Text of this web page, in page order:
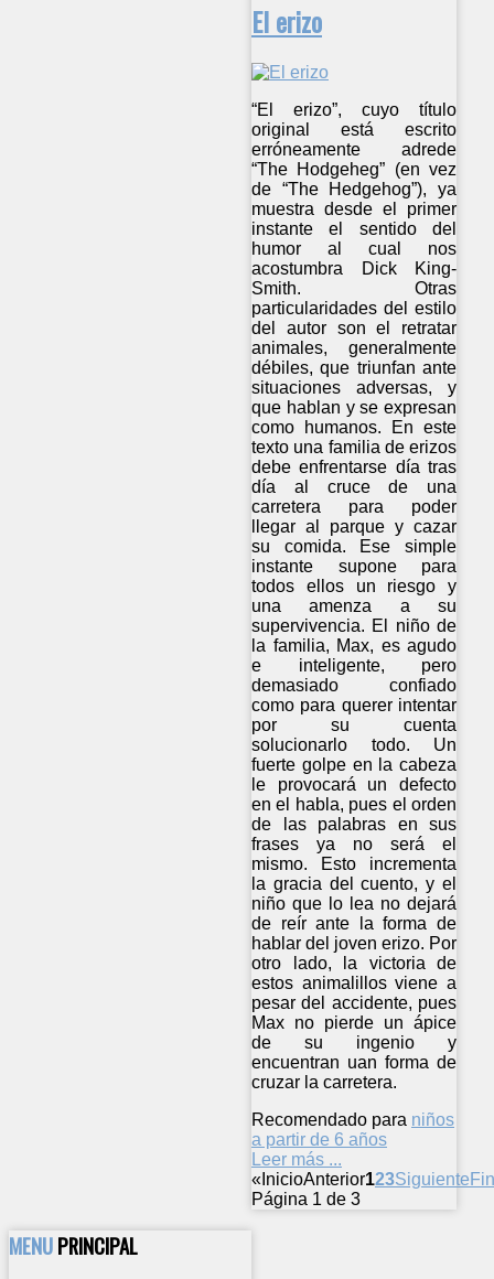
El erizo
“El erizo”, cuyo título
original está escrito
erróneamente adrede
“The Hodgeheg” (en vez
de “The Hedgehog”), ya
muestra desde el primer
instante el sentido del
humor al cual nos
acostumbra Dick King-
Smith. Otras
particularidades del estilo
del autor son el retratar
animales, generalmente
débiles, que triunfan ante
situaciones adversas, y
que hablan y se expresan
como humanos. En este
texto una familia de erizos
debe enfrentarse día tras
día al cruce de una
carretera para poder
llegar al parque y cazar
su comida. Ese simple
instante supone para
todos ellos un riesgo y
una amenza a su
supervivencia. El niño de
la familia, Max, es agudo
e inteligente, pero
demasiado confiado
como para querer intentar
por su cuenta
solucionarlo todo. Un
fuerte golpe en la cabeza
le provocará un defecto
en el habla, pues el orden
de las palabras en sus
frases ya no será el
mismo. Esto incrementa
la gracia del cuento, y el
niño que lo lea no dejará
de reír ante la forma de
hablar del joven erizo. Por
otro lado, la victoria de
estos animalillos viene a
pesar del accidente, pues
Max no pierde un ápice
de su ingenio y
encuentran uan forma de
cruzar la carretera.
Recomendado para niños
a partir de 6 años
Leer más ...
« InicioAnterior123Siguiente
Página 1 de 3
MENUPRINCIPAL